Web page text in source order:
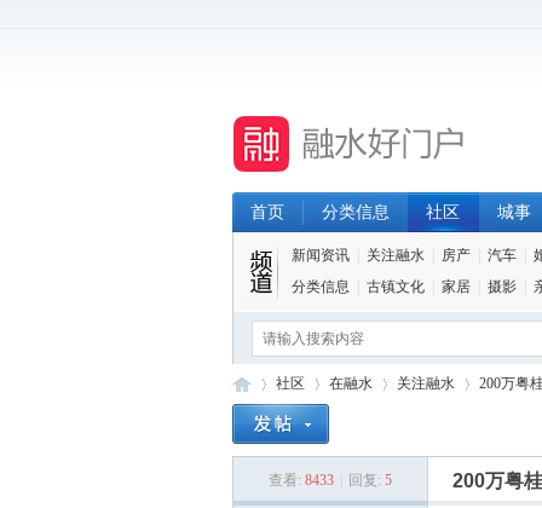
首页 分类信息 社区 城事
新闻资讯 关注融水 房产 汽车
分类信息
古镇文化 家居 摄影
社区
›
在融水
›
关注融水
›
200万粤
查看: 8433 回复: 5 200万粤